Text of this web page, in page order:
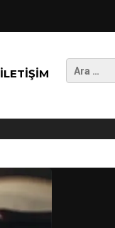
İLETIŞIM
Arama: